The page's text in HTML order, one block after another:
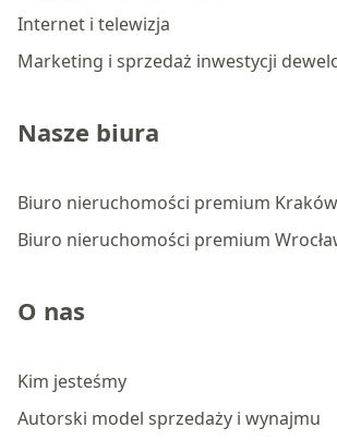
Internet i telewizja
Marketing i sprzedaż inwestycji
Nasze biura
Biuro nieruchomości premium Kraków
Biuro nieruchomości premium
O nas
Kim jesteśmy
Autorski model sprzedaży i wynajmu